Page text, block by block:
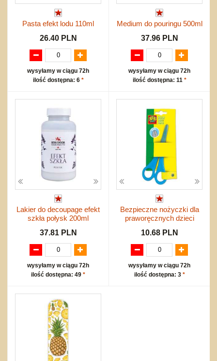
Pasta efekt lodu 110ml
26.40 PLN
wysyłamy w ciągu 72h
ilość dostępna: 6 *
Medium do pouringu 500ml
37.96 PLN
wysyłamy w ciągu 72h
ilość dostępna: 11 *
Lakier do decoupage efekt
szkła połysk 200ml
37.81 PLN
wysyłamy w ciągu 72h
ilość dostępna: 49 *
Bezpieczne nożyczki dla
praworęcznych dzieci
10.68 PLN
wysyłamy w ciągu 72h
ilość dostępna: 3 *